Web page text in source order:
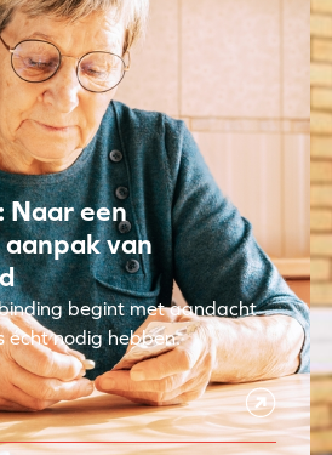
Naar een
van
begint met aandacht
écht nodig hebben.